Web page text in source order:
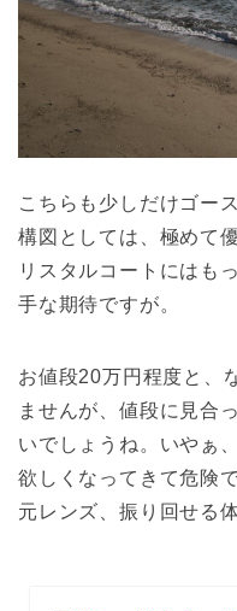
こちらも少しだけゴー
構図としては、極めて
リスタルコートにはも
手な期待ですが。
お値段20万円程度と、
ませんが、値段に見合
いでしょうね。いやぁ
欲しくなってきて危険
元レンズ、振り回せる